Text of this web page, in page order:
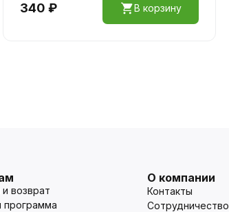
340 ₽ В корзину
возврат
программа
О компании
Контакты
Сотрудничество